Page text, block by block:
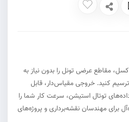
مقاطع عرضی تونل را بدون نیاز به
کنید. خروجی مقیاس‌دار، قابل
داده‌های توتال استیشن، سرعت کار شما را
برای مهندسان نقشه‌برداری و پروژه‌های